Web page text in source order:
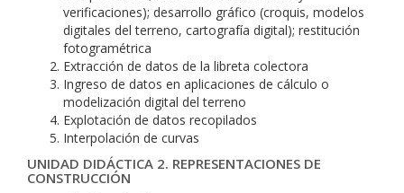
verificaciones); desarrollo gráfico (croquis, modelos
digitales del terreno, cartografía digital); restitución
fotogramétrica
Extracción de datos de la libreta colectora
Ingreso de datos en aplicaciones de cálculo o
modelización digital del terreno
Explotación de datos recopilados
Interpolación de curvas
UNIDAD DIDÁCTICA 2. REPRESENTACIONES DE
CONSTRUCCIÓN